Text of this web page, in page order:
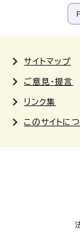
サイトマップ
ご意見・提言
リンク集
このサイトに